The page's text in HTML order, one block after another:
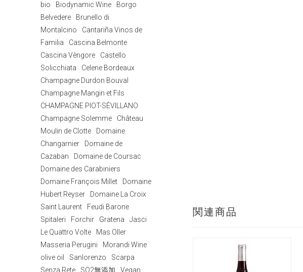
関連商品
bio Biodynamic Wine
Borgo
Belvedere
Brunello di
Montalcino
Cantariña Vinos de
Familia
Cascina Belmonte
Cascina Vèngore
Castello
Solicchiata
Celene Bordeaux
Champagne Durdon Bouval
Champagne Mangin et Fils
CHAMPAGNE PIOT-SÉVILLANO
Champagne Solemme
Château
Moulin de Clotte
Domaine
Changarnier
Domaine de
Cazaban
Domaine de Coursac
Domaine des Carabiniers
Domaine François Millet
Domaine
Hubert Reyser
Domaine La Croix
Saint Laurent
Feudi Barone
Spitaleri
Forchir Gratena
Jasci
Le Quattro Volte
Mas Oller
Masseria Perugini
Morandi Wine
olive oil
Sanlorenzo
Scarpa
Senza Rete
SO2無添加
Vegan